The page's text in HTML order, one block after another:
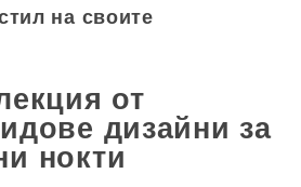
на своите
от
дизайни за
нокти